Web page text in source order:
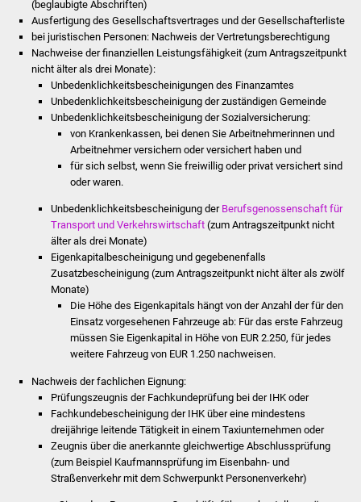
Stadtfest
Ostermarkt
Einrichtungen
Hallenbad
Stadtarchiv
Zehntscheuer
Bürgerhaus
Kulturhalle
Vereine und Parteien
Selbsteintrag Vereine
Beirat Süßener Vereine
Sportanlagen
(beglaubigte Abschriften)
Ausfertigung des Gesellschaftsvertrages und der Gesellschafterliste
bei juristischen Personen: Nachweis der Vertretungsberechtigung
Nachweise der finanziellen Leistungsfähigkeit (zum Antragszeitpunkt
nicht älter als drei Monate):
Unbedenklichkeitsbescheinigungen des Finanzamtes
Unbedenklichkeitsbescheinigung der zuständigen Gemeinde
Unbedenklichkeitsbescheinigung der Sozialversicherung:
von Krankenkassen, bei denen Sie Arbeitnehmerinnen und
Arbeitnehmer versichern oder versichert haben und
für sich selbst, wenn Sie freiwillig oder privat versichert sind
oder waren.
Unbedenklichkeitsbescheinigung der Berufsgenossenschaft für
Transport und Verkehrswirtschaft (zum Antragszeitpunkt nicht
älter als drei Monate)
Eigenkapitalbescheinigung und gegebenenfalls
Zusatzbescheinigung (zum Antragszeitpunkt nicht älter als zwölf
Monate)
Die Höhe des Eigenkapitals hängt von der Anzahl der für den
Einsatz vorgesehenen Fahrzeuge ab: Für das erste Fahrzeug
müssen Sie Eigenkapital in Höhe von EUR 2.250, für jedes
weitere Fahrzeug von EUR 1.250 nachweisen.
Nachweis der fachlichen Eignung:
Prüfungszeugnis der Fachkundeprüfung bei der IHK oder
Fachkundebescheinigung der IHK über eine mindestens
dreijährige leitende Tätigkeit in einem Taxiunternehmen oder
Zeugnis über die anerkannte gleichwertige Abschlussprüfung
(zum Beispiel Kaufmannsprüfung im Eisenbahn- und
Straßenverkehr mit dem Schwerpunkt Personenverkehr)